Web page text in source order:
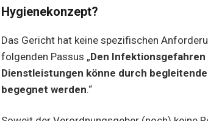
Hygienekonzept?
Das Gericht hat keine spezifischen
folgenden Passus „Den
Dienstleistungen könne durch
begegnet werden.“